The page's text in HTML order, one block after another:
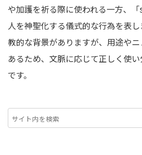
や加護を祈る際に使われる一方、
人を神聖化する儀式的な行為を表
教的な背景がありますが、用途や
あるため、文脈に応じて正しく使
です。